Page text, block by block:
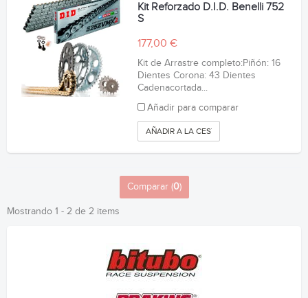
Kit Reforzado D.I.D. Benelli 752
S
177,00 €
Kit de Arrastre completo:Piñón: 16
Dientes Corona: 43 Dientes
Cadenacortada...
Añadir para comparar
AÑADIR A LA CESTA
Comparar (0)
Mostrando 1 - 2 de 2 items